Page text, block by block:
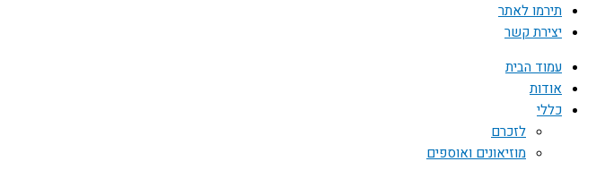
תירמו לאתר
יצירת קשר
עמוד הבית
אודות
כללי
לזכרם
מוזיאונים ואוספים